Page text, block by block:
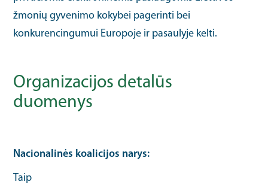
žmonių gyvenimo kokybei pagerinti bei
konkurencingumui Europoje ir pasaulyje kelti.
Organizacijos detalūs
duomenys
Nacionalinės koalicijos narys
Taip